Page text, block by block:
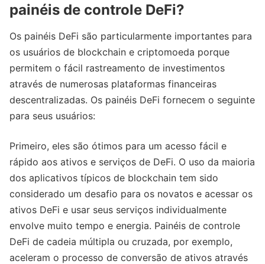
painéis de controle DeFi?
Os painéis DeFi são particularmente importantes para
os usuários de blockchain e criptomoeda porque
permitem o fácil rastreamento de investimentos
através de numerosas plataformas financeiras
descentralizadas. Os painéis DeFi fornecem o seguinte
para seus usuários:
Primeiro, eles são ótimos para um acesso fácil e
rápido aos ativos e serviços de DeFi. O uso da maioria
dos aplicativos típicos de blockchain tem sido
considerado um desafio para os novatos e acessar os
ativos DeFi e usar seus serviços individualmente
envolve muito tempo e energia. Painéis de controle
DeFi de cadeia múltipla ou cruzada, por exemplo,
aceleram o processo de conversão de ativos através